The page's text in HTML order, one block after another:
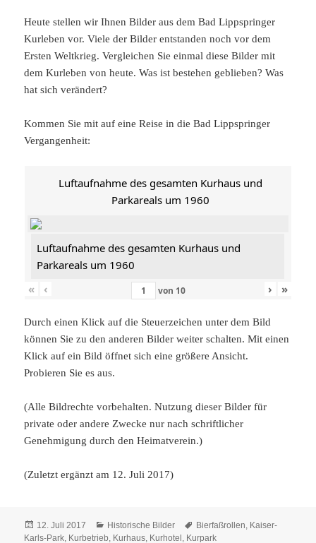
Heute stellen wir Ihnen Bilder aus dem Bad Lippspringer
Kurleben vor. Viele der Bilder entstanden noch vor dem
Ersten Weltkrieg. Vergleichen Sie einmal diese Bilder mit
dem Kurleben von heute. Was ist bestehen geblieben? Was
hat sich verändert?
Kommen Sie mit auf eine Reise in die Bad Lippspringer
Vergangenheit:
Luftaufnahme des gesamten Kurhaus und
Parkareals um 1960
Luftaufnahme des gesamten Kurhaus und
Parkareals um 1960
«
‹ von 10 › »
Durch einen Klick auf die Steuerzeichen unter dem Bild
können Sie zu den anderen Bilder weiter schalten. Mit einen
Klick auf ein Bild öffnet sich eine größere Ansicht.
Probieren Sie es aus.
(Alle Bildrechte vorbehalten. Nutzung dieser Bilder für
private oder andere Zwecke nur nach schriftlicher
Genehmigung durch den Heimatverein.)
(Zuletzt ergänzt am 12. Juli 2017)
Veröffentlicht
am
12. Juli 2017 Kategorien
Historische Bilder Schlagwörter
Bierfaßrollen, Kaiser-
Karls-Park, Kurbetrieb, Kurhaus, Kurhotel , Kurpark